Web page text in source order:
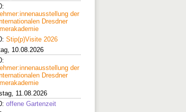
der
Dresdner
Stip(p)Visite 2026
10.08.2026
der
Dresdner
11.08.2026
offene Gartenzeit